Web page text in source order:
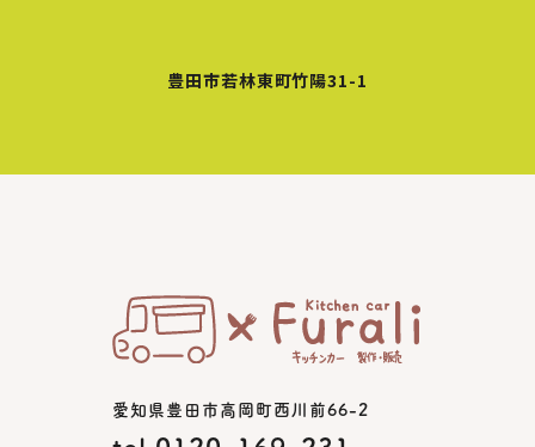
豊田市若林東町竹陽31-1
愛知県豊田市高岡町西川前66-2